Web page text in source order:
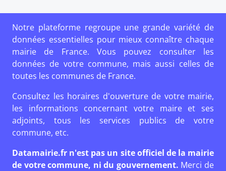
Notre plateforme regroupe une grande variété de
données essentielles pour mieux connaître chaque
mairie de France. Vous pouvez consulter les
données de votre commune, mais aussi celles de
toutes les communes de France.
Consultez les horaires d'ouverture de votre mairie,
les informations concernant votre maire et ses
adjoints, tous les services publics de votre
commune, etc.
Datamairie.fr n'est pas un site officiel de la mairie
de votre commune, ni du gouvernement. Merci de